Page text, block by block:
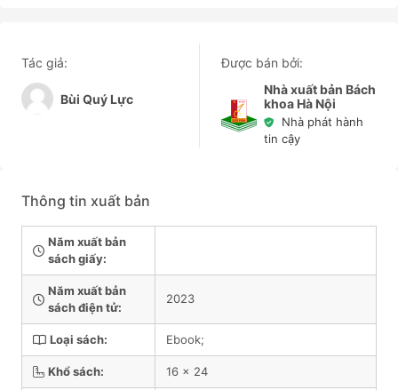
Tác giả:
Bùi Quý Lực
Được bán bởi:
Nhà xuất bản Bách
khoa Hà Nội
Nhà phát hành
tin cậy
Thông tin xuất bản
Năm xuất bản
sách giấy:
Năm xuất bản
sách điện tử:
2023
Loại sách: Ebook;
Khổ sách: 16 x 24